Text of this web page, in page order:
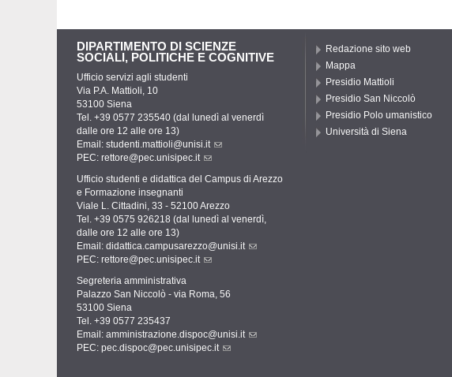
DIPARTIMENTO DI SCIENZE
SOCIALI, POLITICHE E COGNITIVE
Ufficio servizi agli studenti
Via P.A. Mattioli, 10
53100 Siena
Tel. +39 0577 235540 (dal lunedì al venerdì
dalle ore 12 alle ore 13)
Email: studenti.mattioli@unisi.it
PEC: rettore@pec.unisipec.it
Ufficio studenti e didattica del Campus di Arezzo
e Formazione insegnanti
Viale L. Cittadini, 33 - 52100 Arezzo
Tel. +39 0575 926218 (dal lunedì al venerdì,
dalle ore 12 alle ore 13)
Email: didattica.campusarezzo@unisi.it
PEC: rettore@pec.unisipec.it
Segreteria amministrativa
Palazzo San Niccolò - via Roma, 56
53100 Siena
Tel. +39 0577 235437
Email: amministrazione.dispoc@unisi.it
PEC: pec.dispoc@pec.unisipec.it
Redazione sito web
Mappa
Presidio Mattioli
Presidio San Niccolò
Presidio Polo umanistico
Università di Siena